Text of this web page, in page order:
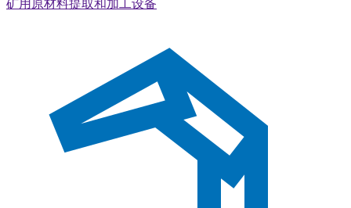
矿用原材料提取和加工设备